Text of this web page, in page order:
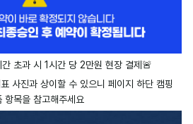
초과 시 1시간 당 2만원 현장 결제 🚨
사진과 상이할 수 있으니 페이지 하단 캠핑
항목을 참고해주세요